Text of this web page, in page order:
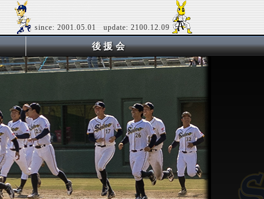
since: 2001.05.01 update: 2100.12.09
後援会